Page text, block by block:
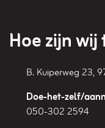
Hoe zijn
B. Kuiperweg 23,
Doe-het-zelf/
050-302 2594